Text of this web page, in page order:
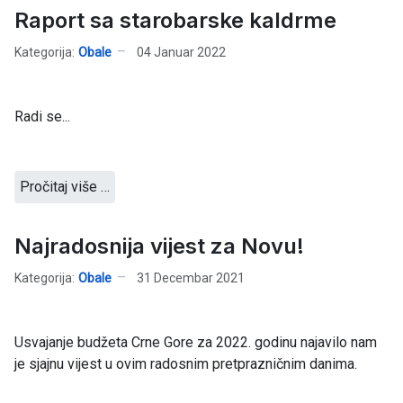
Raport sa starobarske kaldrme
Kategorija: Obale 04 Januar 2022
Radi se...
Pročitaj više …
Najradosnija vijest za Novu!
Kategorija: Obale 31 Decembar 2021
Usvajanje budžeta Crne Gore za 2022. godinu najavilo nam
je sjajnu vijest u ovim radosnim pretprazničnim danima.